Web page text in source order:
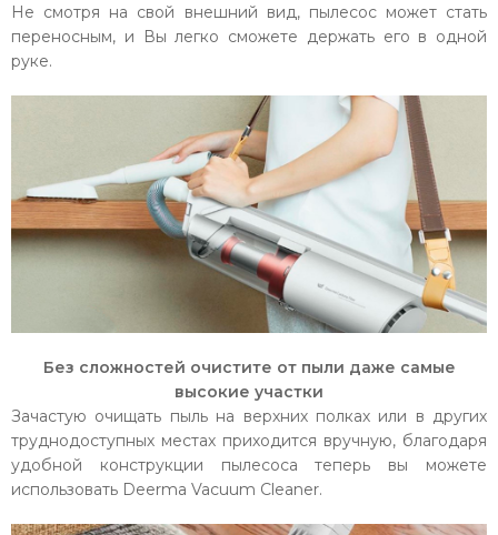
Не смотря на свой внешний вид, пылесос может стать
переносным, и Вы легко сможете держать его в одной
руке.
Без сложностей очистите от пыли даже самые
высокие участки
Зачастую очищать пыль на верхних полках или в других
труднодоступных местах приходится вручную, благодаря
удобной конструкции пылесоса теперь вы можете
использовать Deerma Vacuum Cleaner.